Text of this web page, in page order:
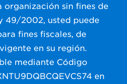
organización sin fines de
49/2002, usted puede
fines fiscales, de
en su región.
mediante Código
en